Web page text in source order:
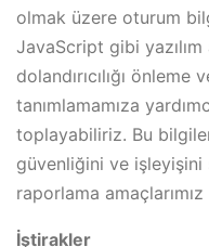
olmak üzere oturum
JavaScript gibi yazılım
dolandırıcılığı önleme
tanımlamamıza
toplayabiliriz. Bu
güvenliğini ve
raporlama
İştirakler